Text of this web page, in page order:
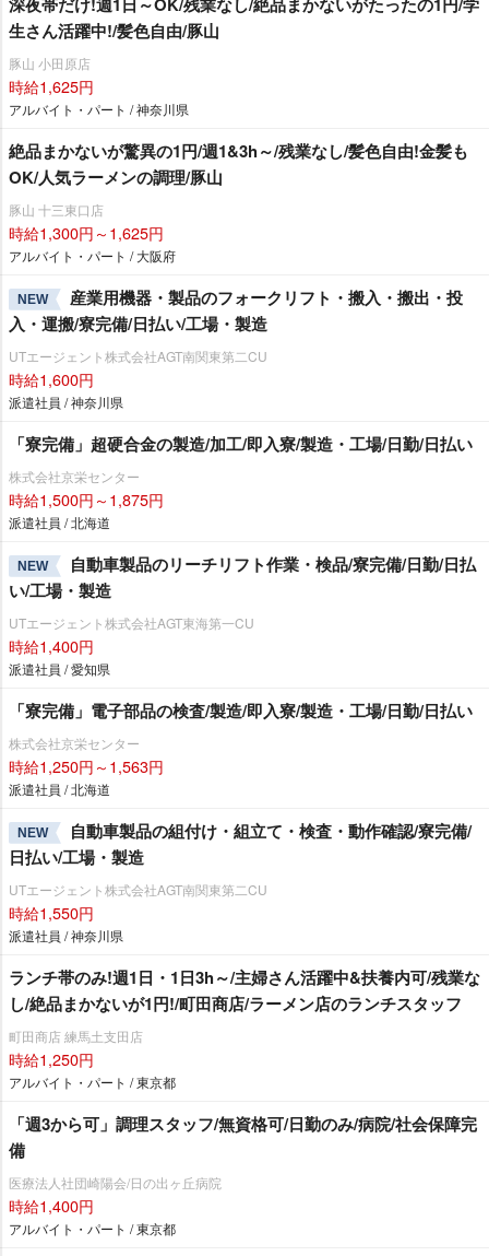
生さん活躍中!/髪色自由/豚山
豚山 小田原店
時給1,625円
アルバイト・パート / 神奈川県
絶品まかないが驚異の1円/週1&3h～/残業なし/髪色自由!金髪も
OK/人気ラーメンの調理/豚山
豚山 十三東口店
時給1,300円～1,625円
アルバイト・パート / 大阪府
NEW
産業用機器・製品のフォークリフト・搬入・搬出・投
入・運搬/寮完備/日払い/工場・製造
UTエージェント株式会社AGT南関東第二CU
時給1,600円
派遣社員 / 神奈川県
「寮完備」超硬合金の製造/加工/即入寮/製造・工場/日勤/日払い
株式会社京栄センター
時給1,500円～1,875円
派遣社員 / 北海道
NEW
自動車製品のリーチリフト作業・検品/寮完備/日勤/日払
い/工場・製造
UTエージェント株式会社AGT東海第一CU
時給1,400円
派遣社員 / 愛知県
「寮完備」電子部品の検査/製造/即入寮/製造・工場/日勤/日払い
株式会社京栄センター
時給1,250円～1,563円
派遣社員 / 北海道
NEW
自動車製品の組付け・組立て・検査・動作確認/寮完備/
日払い/工場・製造
UTエージェント株式会社AGT南関東第二CU
時給1,550円
派遣社員 / 神奈川県
ランチ帯のみ!週1日・1日3h～/主婦さん活躍中&扶養内可/残業な
し/絶品まかないが1円!/町田商店/ラーメン店のランチスタッフ
町田商店 練馬土支田店
時給1,250円
アルバイト・パート / 東京都
「週3から可」調理スタッフ/無資格可/日勤のみ/病院/社会保障完
備
医療法人社団崎陽会/日の出ヶ丘病院
時給1,400円
アルバイト・パート / 東京都